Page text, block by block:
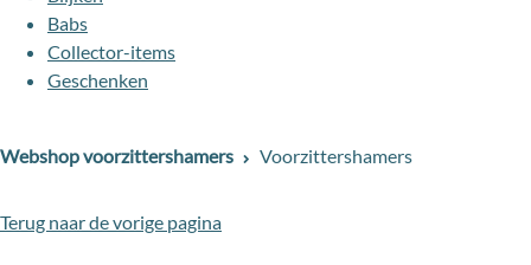
Webshop voorzittershamers Voorzittershamers
Terug naar de vorige pagina
Babs
Collector-items
Geschenken